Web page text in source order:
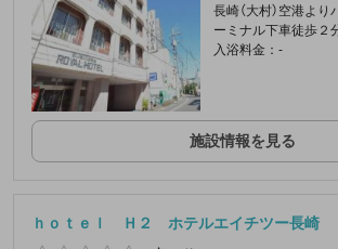
長崎（大村）空港よ
ーミナル下車徒歩２
入浴料金：-
施設情報を見る
ｈｏｔｅｌ Ｈ２ ホテルエイチツー長崎